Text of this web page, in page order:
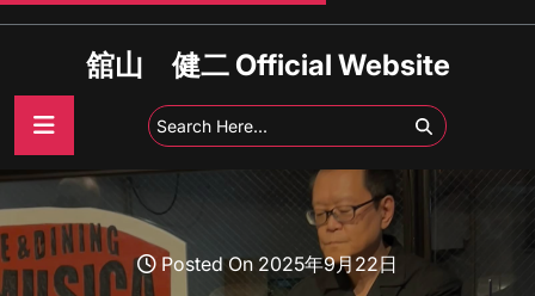
舘山 健二 Official Website
Posted On 2025年9月22日